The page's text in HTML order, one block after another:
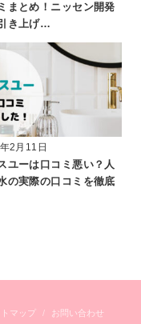
まとめ！ニッセン開発
き上げ…
2月11日
ユーは口コミ悪い？人
の実際の口コミを徹底
トマップ お問い合わせ